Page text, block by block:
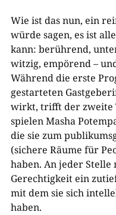
Wie ist das nun, ein
würde sagen, es ist
kann: berührend,
witzig, empörend –
Während die erste
gestarteten
wirkt, trifft der zweite
spielen Masha
die sie zum
(sichere Räume für
haben. An jeder Stelle
Gerechtigkeit ein
mit dem sie sich
haben.